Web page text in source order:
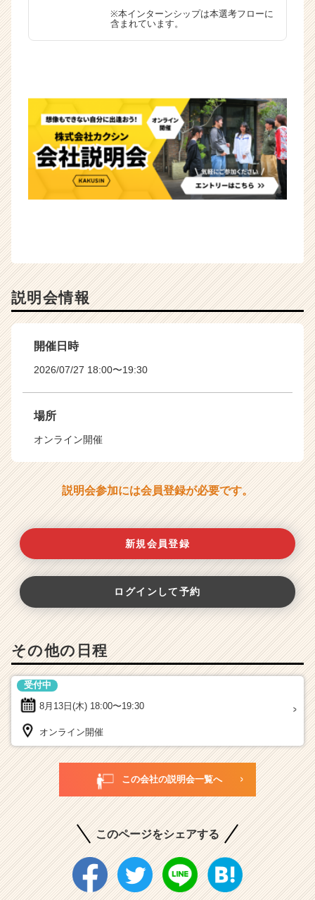
※本インターンシップは本選考フローに
含まれています。
説明会情報
開催日時
2026/07/27 18:00〜19:30
場所
オンライン開催
説明会参加には会員登録が必要です。
新規会員登録
ログインして予約
その他の日程
8月13日(木) 18:00〜19:30
受付中
オンライン開催
この会社の説明会一覧へ
このページをシェアする